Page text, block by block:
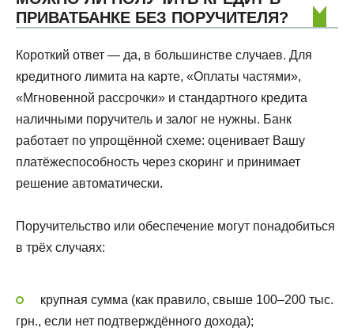
ПРИВАТБАНКЕ БЕЗ ПОРУЧИТЕЛЯ?
Короткий ответ — да, в большинстве случаев. Для
кредитного лимита на карте, «Оплаты частями»,
«Мгновенной рассрочки» и стандартного кредита
наличными поручитель и залог не нужны. Банк
работает по упрощённой схеме: оценивает Вашу
платёжеспособность через скоринг и принимает
решение автоматически.
Поручительство или обеспечение могут понадобиться
в трёх случаях:
крупная сумма (как правило, свыше 100–200 тыс.
грн., если нет подтверждённого дохода);